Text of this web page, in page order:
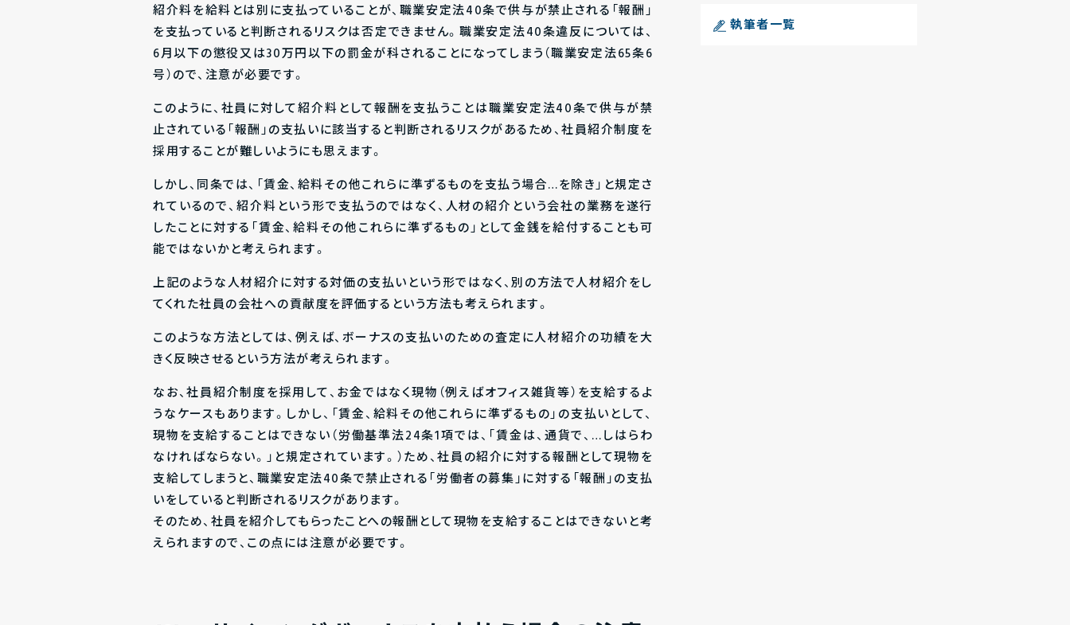
紹介料を給料とは別に支払っていることが、職業安定法40条で供与が禁止される「報酬」
を支払っていると判断されるリスクは否定できません。職業安定法40条違反については、
6月以下の懲役又は30万円以下の罰金が科されることになってしまう（職業安定法65条6
号）ので、注意が必要です。
このように、社員に対して紹介料として報酬を支払うことは職業安定法40条で供与が禁
止されている「報酬」の支払いに該当すると判断されるリスクがあるため、社員紹介制度を
採用することが難しいようにも思えます。
しかし、同条では、「賃金、給料その他これらに準ずるものを支払う場合…を除き」と規定さ
れているので、紹介料という形で支払うのではなく、人材の紹介という会社の業務を遂行
したことに対する「賃金、給料その他これらに準ずるもの」として金銭を給付することも可
能ではないかと考えられます。
上記のような人材紹介に対する対価の支払いという形ではなく、別の方法で人材紹介をし
てくれた社員の会社への貢献度を評価するという方法も考えられます。
このような方法としては、例えば、ボーナスの支払いのための査定に人材紹介の功績を大
きく反映させるという方法が考えられます。
なお、社員紹介制度を採用して、お金ではなく現物（例えばオフィス雑貨等）を支給するよ
うなケースもあります。しかし、「賃金、給料その他これらに準ずるもの」の支払いとして、
現物を支給することはできない（労働基準法24条1項では、「賃金は、通貨で、…しはらわ
なければならない。」と規定されています。）ため、社員の紹介に対する報酬として現物を
支給してしまうと、職業安定法40条で禁止される「労働者の募集」に対する「報酬」の支払
いをしていると判断されるリスクがあります。
そのため、社員を紹介してもらったことへの報酬として現物を支給することはできないと考
えられますので、この点には注意が必要です。
執筆者一覧